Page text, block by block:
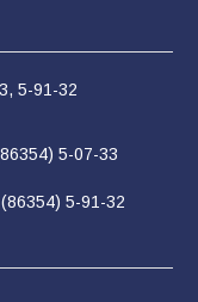
5-91-32
5-07-33
5-91-32